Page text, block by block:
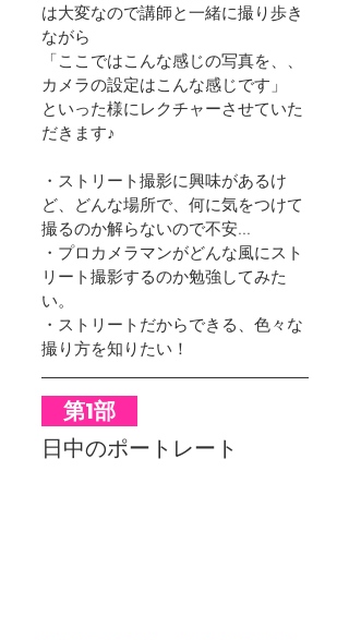
は大変なので講師と一緒に撮り歩き
ながら
「ここではこんな感じの写真を、、
カメラの設定はこんな感じです」
といった様にレクチャーさせていた
だきます♪
・ストリート撮影に興味があるけ
ど、どんな場所で、何に気をつけて
撮るのか解らないので不安...
・プロカメラマンがどんな風にスト
リート撮影するのか勉強してみた
い。
・ストリートだからできる、色々な
撮り方を知りたい！
第1部
日中のポートレート